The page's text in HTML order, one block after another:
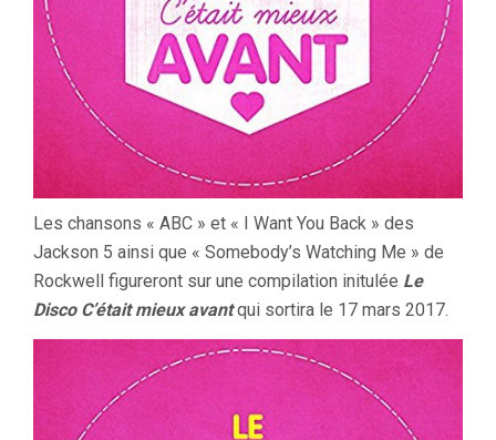
Les chansons « ABC » et « I Want You Back » des
Jackson 5 ainsi que « Somebody’s Watching Me » de
Rockwell figureront sur une compilation initulée Le
Disco C’était mieux avantqui sortira le 17 mars 2017.